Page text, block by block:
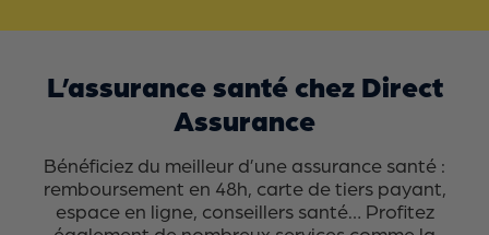
L’assurance santé chez Direct
Assurance
Bénéficiez du meilleur d’une assurance santé :
remboursement en 48h, carte de tiers payant,
espace en ligne, conseillers santé… Profitez